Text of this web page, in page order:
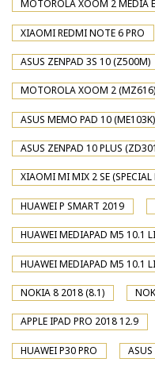
MOTOROLA XOOM 2 MEDIA
XIAOMI REDMI NOTE 6 PRO
ASUS ZENPAD 3S 10 (Z500M)
MOTOROLA XOOM 2 (MZ616)
ASUS MEMO PAD 10 (ME103K)
ASUS ZENPAD 10 PLUS
XIAOMI MI MIX 2 SE
HUAWEI P SMART 2019
HUAWEI MEDIAPAD M5 10.1
HUAWEI MEDIAPAD M5 10.1
NOKIA 8 2018 (8.1)
APPLE IPAD PRO 2018 12.9
HUAWEI P30 PRO